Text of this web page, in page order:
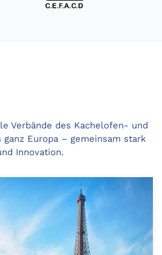
Verbände des Kachelofen- und
Europa – gemeinsam stark
Innovation.